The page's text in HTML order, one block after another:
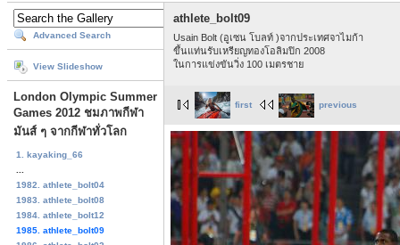
Advanced Search
View Slideshow
London Olympic Summer
Games 2012 ชมภาพกีฬา
มันส์ ๆ จากกีฬาทั่วโลก
1. kayaking_66
1982. athlete_bolt04
1983. athlete_bolt08
1984. athlete_bolt12
1985. athlete_bolt09
athlete_bolt09
Usain Bolt (อูเซน โบลท์ )จากประเทศจาไมก้า
ขึ้นแท่นรับเหรียญทองโอลิมปิก 2008
ในการแข่งขันวิ่ง 100 เมตรชาย
first previous